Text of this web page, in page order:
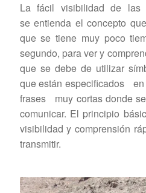
La fácil visibilidad de las
se entienda el concepto
que se tiene muy poco
segundo, para ver y
que se debe de utilizar
que están especificados
frases muy cortas donde
comunicar. El principio
visibilidad y comprensión
transmitir.